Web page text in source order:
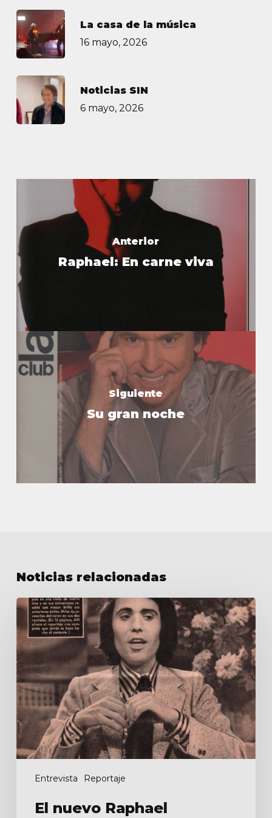
La casa de la música
16 mayo, 2026
Noticias SIN
6 mayo, 2026
Anterior
Raphael: En carne viva
Siguiente
Su gran noche
Noticias relacionadas
Entrevista Reportaje
El
nuevo
Raphael
El nuevo Raphael